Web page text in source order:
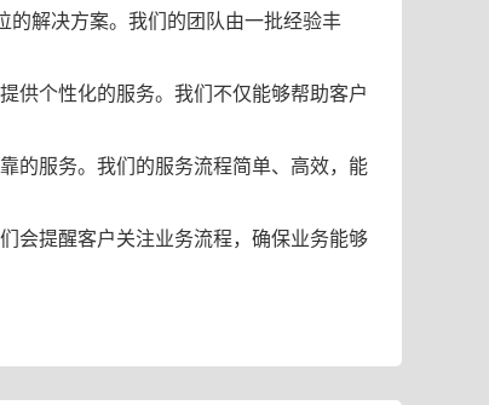
的解决方案。我们的团队由一批经验丰
供个性化的服务。我们不仅能够帮助客户
的服务。我们的服务流程简单、高效，能
会提醒客户关注业务流程，确保业务能够